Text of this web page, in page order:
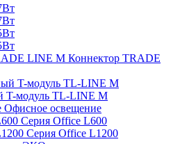
Коннектор TRADE
T-модуль TL-LINE M
Офисное освещение
Серия Office L600
Серия Office L1200